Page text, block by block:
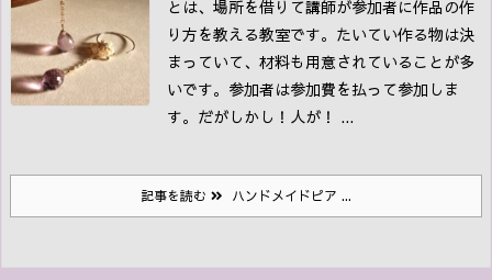
とは、場所を借りて講師が参加者に作品の作
り方を教える教室です。たいてい作る物は決
まっていて、材料も用意されていることが多
いです。参加者は参加費を払って参加しま
す。 だがしかし！人が！ ...
記事を読む ハンドメイドピア ...